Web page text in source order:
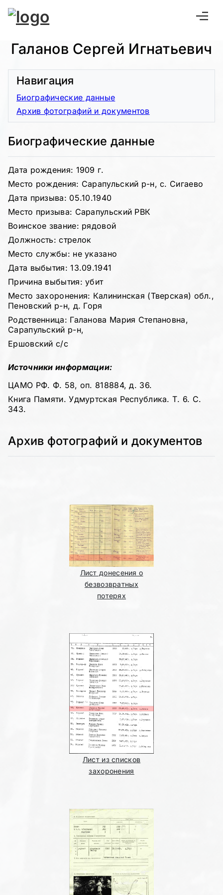
Галанов Сергей Игнатьевич
Биографические данные
Дата рождения: 1909 г.
Место рождения: Сарапульский р-н, с. Сигаево
Дата призыва: 05.10.1940
Место призыва: Сарапульский РВК
Воинское звание: рядовой
Должность: стрелок
Место службы: не указано
Дата выбытия: 13.09.1941
Причина выбытия: убит
Место захоронения: Калининская (Тверская) обл.,
Пеновский р-н, д. Горя
Родственница: Галанова Мария Степановна,
Сарапульский р-н,
Ершовский с/с
Источники информации:
ЦАМО РФ. Ф. 58, оп. 818884, д. 36.
Книга Памяти. Удмуртская Республика. Т. 6. С.
343.
Навигация
Биографические данные
Архив фотографий и документов
Архив фотографий и документов
Лист донесения о
безвозвратных
потерях
Лист из списков
захоронения